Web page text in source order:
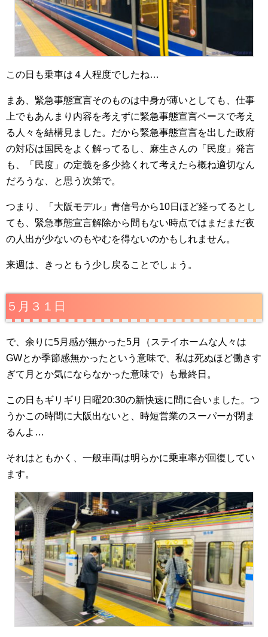
この日も乗車は４人程度でしたね…
まあ、緊急事態宣言そのものは中身が薄いとしても、仕事
上でもあんまり内容を考えずに緊急事態宣言ベースで考え
る人々を結構見ました。だから緊急事態宣言を出した政府
の対応は国民をよく解ってるし、麻生さんの「民度」発言
も、「民度」の定義を多少捻くれて考えたら概ね適切なん
だろうな、と思う次第で。
つまり、「大阪モデル」青信号から10日ほど経ってるとし
ても、緊急事態宣言解除から間もない時点ではまだまだ夜
の人出が少ないのもやむを得ないのかもしれません。
来週は、きっともう少し戻ることでしょう。
５月３１日
で、余りに5月感が無かった5月（ステイホームな人々は
GWとか季節感無かったという意味で、私は死ぬほど働きす
ぎて月とか気にならなかった意味で）も最終日。
この日もギリギリ日曜20:30の新快速に間に合いました。つ
うかこの時間に大阪出ないと、時短営業のスーパーが閉ま
るんよ…
それはともかく、一般車両は明らかに乗車率が回復してい
ます。